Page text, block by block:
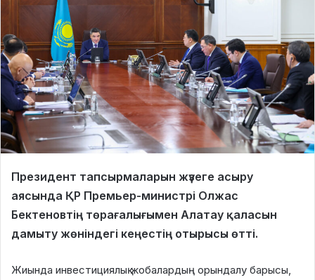
Президент тапсырмаларын жүзеге асыру
аясында ҚР Премьер-министрі Олжас
Бектеновтің төрағалығымен Алатау қаласын
дамыту жөніндегі кеңестің отырысы өтті.
Жиында инвестициялық жобалардың орындалу барысы,